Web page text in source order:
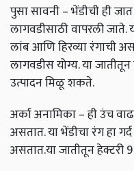
पुसा सावनी – भेंडीची ही जात
लागवडीसाठी वापरली जाते.
लांब आणि हिरव्या रंगाची
लागवडीस योग्य. या
उत्पादन मिळू शकते.
अर्का अनामिका – ही उंच
असतात. या भेंडीचा रंग हा
असतात.या जातीतून हेक्टरी